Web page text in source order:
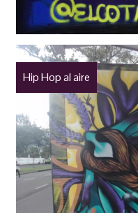
Hip Hop al aire